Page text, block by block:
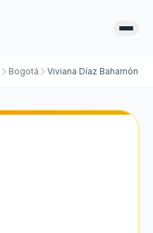
Bogotá Viviana Díaz Bahamón